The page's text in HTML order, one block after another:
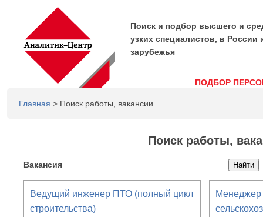
Поиск и подбор высшего и
узких специалистов, в России
зарубежья
ПОДБОР
Главная > Поиск работы, вакансии
Поиск работы,
Вакансия
Ведущий инженер ПТО (полный цикл
строительства)